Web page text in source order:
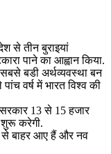
से तीन बुराइयां
पाने का आह्वान किया.
बडी अर्थव्‍यवस्‍था बन
वर्ष में भारत विश्‍व की
13 से 15 हजार
करेगी.
से बाहर आए हैं और नव